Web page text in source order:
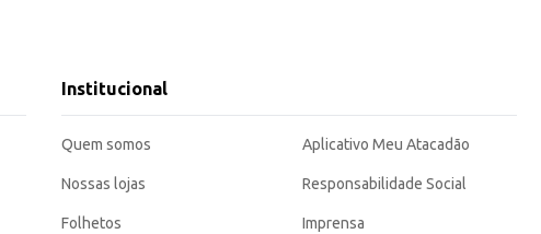
Institucional
Quem somos
Nossas lojas
Folhetos
Aplicativo Meu Atacadão
Responsabilidade Social
Imprensa